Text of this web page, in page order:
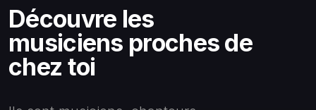
Découvre les
musiciens proches de
chez toi